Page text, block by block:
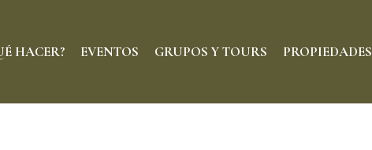
HACER? EVENTOS GRUPOS Y TOURS PROPIEDADES